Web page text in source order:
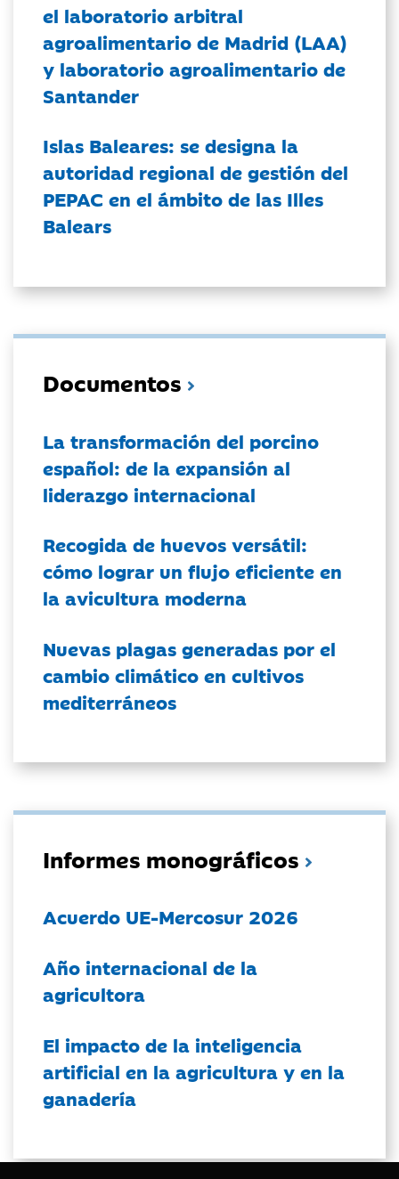
el laboratorio arbitral
agroalimentario de Madrid (LAA)
y laboratorio agroalimentario de
Santander
Islas Baleares: se designa la
autoridad regional de gestión del
PEPAC en el ámbito de las Illes
Balears
Documentos
La transformación del porcino
español: de la expansión al
liderazgo internacional
Recogida de huevos versátil:
cómo lograr un flujo eficiente en
la avicultura moderna
Nuevas plagas generadas por el
cambio climático en cultivos
mediterráneos
Informes monográficos
Acuerdo UE-Mercosur 2026
Año internacional de la
agricultora
El impacto de la inteligencia
artificial en la agricultura y en la
ganadería